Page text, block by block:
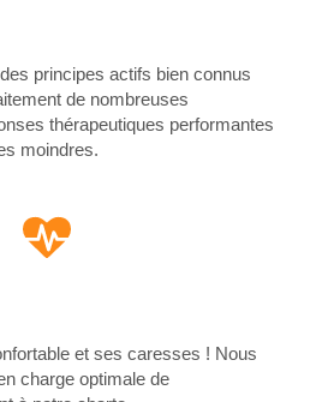
principes actifs bien connus
de nombreuses
thérapeutiques performantes
moindres.
et ses caresses ! Nous
charge optimale de